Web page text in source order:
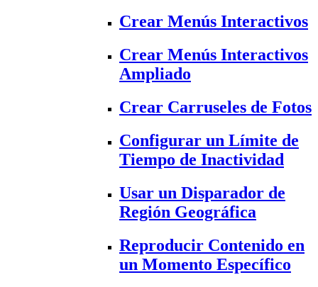
Crear Menús Interactivos
Crear Menús Interactivos
Ampliado
Crear Carruseles de Fotos
Configurar un Límite de
Tiempo de Inactividad
Usar un Disparador de
Región Geográfica
Reproducir Contenido en
un Momento Específico